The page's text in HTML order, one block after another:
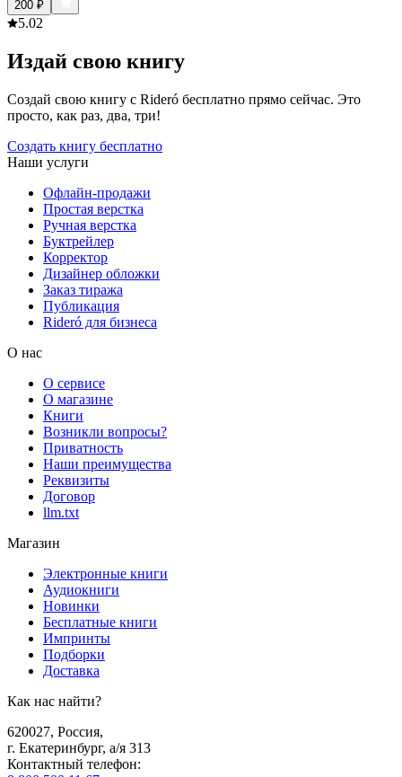
200 ₽
5.02
Издай свою книгу
Создай свою книгу с Rideró бесплатно прямо сейчас. Это
просто, как раз, два, три!
Создать книгу бесплатно
Наши услуги
Офлайн-продажи
Простая верстка
Ручная верстка
Буктрейлер
Корректор
Дизайнер обложки
Заказ тиража
Публикация
Rideró для бизнеса
О нас
О сервисе
О магазине
Книги
Возникли вопросы?
Приватность
Наши преимущества
Реквизиты
Договор
llm.txt
Магазин
Электронные книги
Аудиокниги
Новинки
Бесплатные книги
Импринты
Подборки
Доставка
Как нас найти?
620027, Россия,
г. Екатеринбург, а/я 313
Контактный телефон: